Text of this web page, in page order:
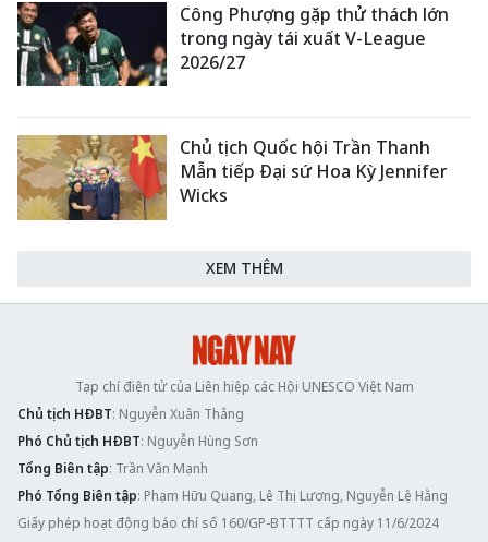
Công Phượng gặp thử thách lớn
trong ngày tái xuất V-League
2026/27
Chủ tịch Quốc hội Trần Thanh
Mẫn tiếp Đại sứ Hoa Kỳ Jennifer
Wicks
XEM THÊM
Tạp chí điện tử của Liên hiệp các Hội UNESCO Việt Nam
Chủ tịch HĐBT: Nguyễn Xuân Thắng
Phó Chủ tịch HĐBT: Nguyễn Hùng Sơn
Tổng Biên tập: Trần Văn Mạnh
Phó Tổng Biên tập: Phạm Hữu Quang, Lê Thị Lương, Nguyễn Lệ Hằng
Giấy phép hoạt động báo chí số 160/GP-BTTTT cấp ngày 11/6/2024